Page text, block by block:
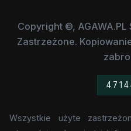
Copyright ©, AGAWA.PL
Zastrzeżone.
Wszystkie użyte